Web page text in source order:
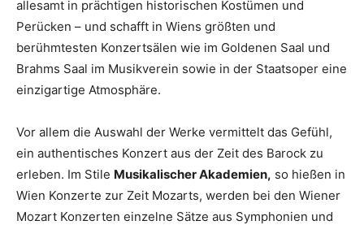
allesamt in prächtigen historischen Kostümen und
Perücken – und schafft in Wiens größten und
berühmtesten Konzertsälen wie im Goldenen Saal und
Brahms Saal im Musikverein sowie in der Staatsoper eine
einzigartige Atmosphäre.
Vor allem die Auswahl der Werke vermittelt das Gefühl,
ein authentisches Konzert aus der Zeit des Barock zu
erleben. Im Stile Musikalischer Akademien, so hießen in
Wien Konzerte zur Zeit Mozarts, werden bei den Wiener
Mozart Konzerten einzelne Sätze aus Symphonien und